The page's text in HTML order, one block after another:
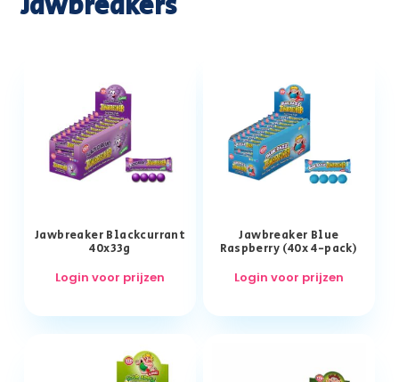
Jawbreaker Blackcurrant
40x33g
Login voor prijzen
Jawbreaker Blue
Raspberry (40x 4-pack)
Login voor prijzen